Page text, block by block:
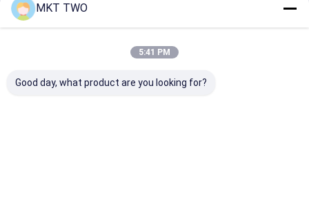
MKT TWO
5:41 PM
Good day, what product are you looking for?